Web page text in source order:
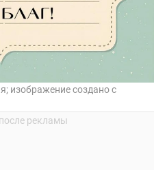
изображение создано с